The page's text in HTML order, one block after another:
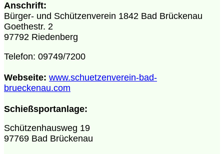
Anschrift:
Bürger- und Schützenverein 1842 Bad Brückenau
Goethestr. 2
97792 Riedenberg
Telefon: 09749/7200
Webseite: www.schuetzenverein-bad-
brueckenau.com
Schießsportanlage:
Schützenhausweg 19
97769 Bad Brückenau